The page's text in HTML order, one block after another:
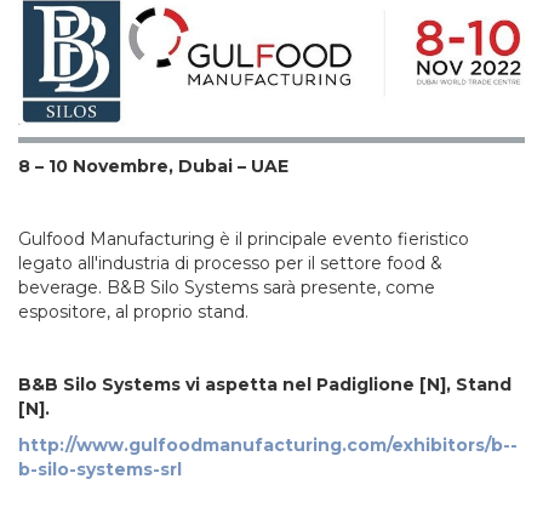
8 – 10 Novembre, Dubai – UAE
Gulfood Manufacturing è il principale evento fieristico
legato all'industria di processo per il settore food &
beverage. B&B Silo Systems sarà presente, come
espositore, al proprio stand.
B&B Silo Systems vi aspetta nel Padiglione [N], Stand
[N].
http://www.gulfoodmanufacturing.com/exhibitors/b--
b-silo-systems-srl